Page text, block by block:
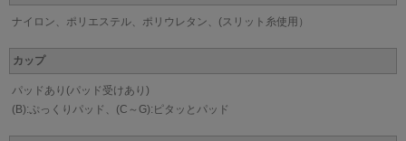
ナイロン、ポリエステル、ポリウレタン、(スリット糸使用）
カップ
パッドあり(パッド受けあり)
(B):ぷっくりパッド、(C～G):ピタッとパッド